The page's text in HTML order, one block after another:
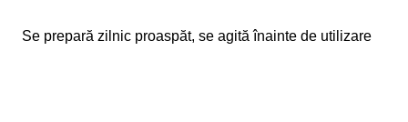
Se prepară zilnic proaspăt, se agită înainte de utilizare